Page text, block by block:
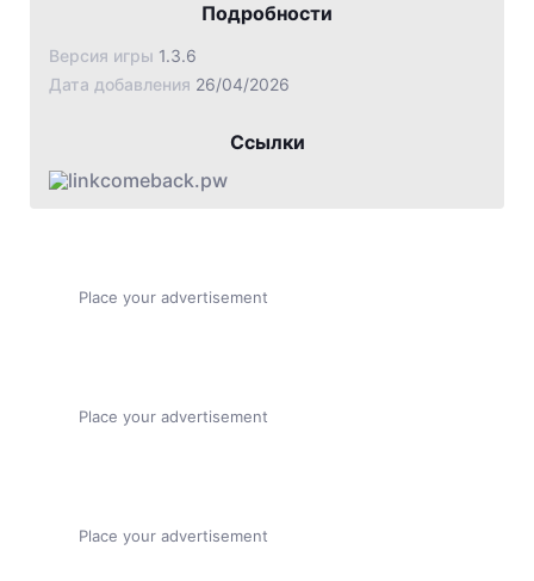
Подробности
Версия игры 1.3.6
Дата добавления 26/04/2026
Ссылки
comeback.pw
Place your advertisement
Place your advertisement
Place your advertisement